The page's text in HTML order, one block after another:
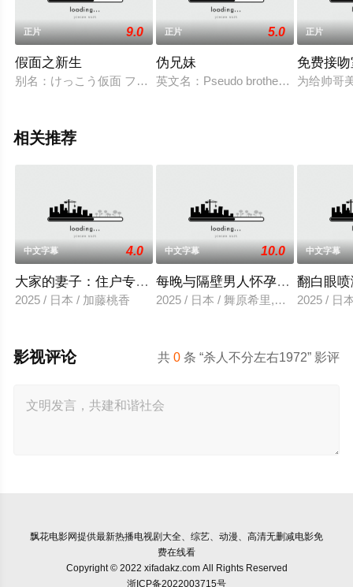
正片 9.0
假面之新生
别名：けっこう仮面 フォーエバー (2007)没有人看见她的脸。
正片 5.0
伪兄妹
英文名：Pseudo brother and
正片
免费接
为给帅哥
相关推荐
中文字幕 4.0
大家的妻子：住户专用洞口
2025 / 日本 / 加藤桃香
中文字幕 10.0
每晚与隔壁男人怀孕性爱
2025 / 日本 / 舞原希里,佐川金二
中文字幕
翻白眼
2025 / 日
共0 条 “杀人不分左右1972” 影评
影视评论
飘花电影网提供最新热播电视剧大全、综艺、动漫、高清无删减电影免
费在线看
Copyright © 2022 xifadakz.com All Rights Reserved
浙ICP备2022003715号